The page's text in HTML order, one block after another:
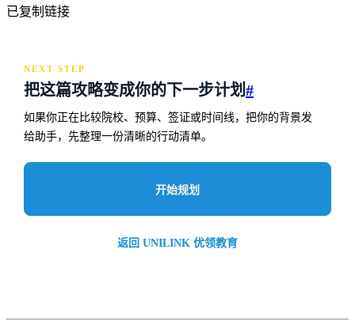
已复制链接
NEXT STEP
把这篇攻略变成你的下一步计划#
如果你正在比较院校、预算、签证或时间线，把你的背景发
给助手，先整理一份清晰的行动清单。
开始规划
返回 UNILINK 优领教育